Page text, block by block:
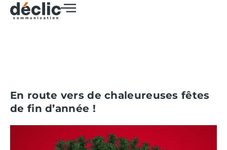
En route vers de chaleureuses fêtes
de fin d’année !